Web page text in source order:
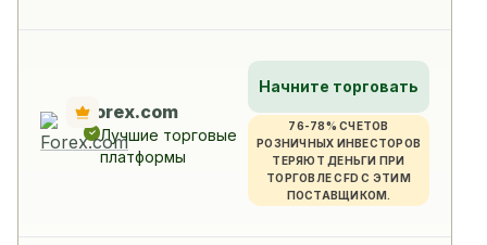
Forex.com
Лучшие торговые
платформы
Начните торговать
76-78% СЧЕТОВ
РОЗНИЧНЫХ ИНВЕСТОРОВ
ТЕРЯЮТ ДЕНЬГИ ПРИ
ТОРГОВЛЕ CFD С ЭТИМ
ПОСТАВЩИКОМ.